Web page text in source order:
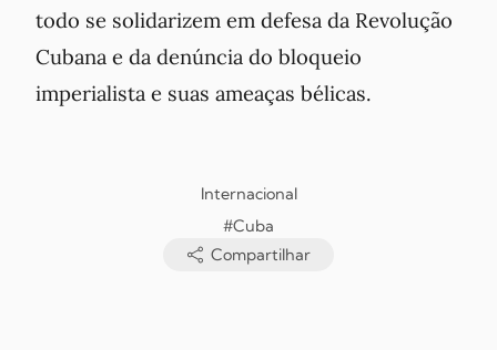
todo se solidarizem em defesa da Revolução
Cubana e da denúncia do bloqueio
imperialista e suas ameaças bélicas.
Internacional
#Cuba
Compartilhar